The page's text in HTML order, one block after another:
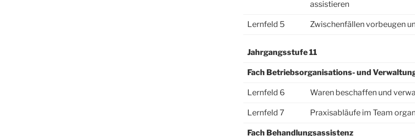
assistieren
Lernfeld 5 Zwischenfällen vorbeugen
Jahrgangsstufe 11
Fach Betriebsorganisations- und
Lernfeld 6 Waren beschaffen und
Lernfeld 7 Praxisabläufe im Team
Fach Behandlungsassistenz